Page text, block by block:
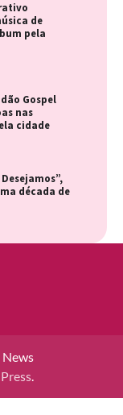
de
pela
Gospel
nas
cidade
década de
.